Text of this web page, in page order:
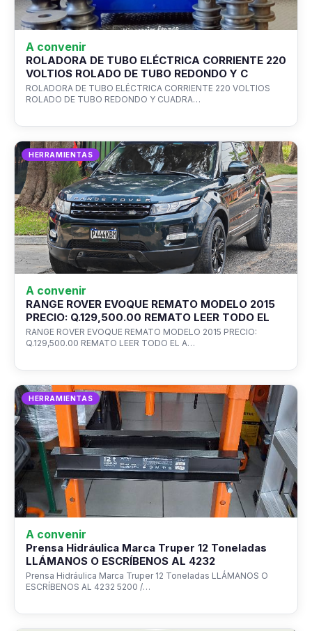
A convenir
ROLADORA DE TUBO ELÉCTRICA CORRIENTE 220
VOLTIOS ROLADO DE TUBO REDONDO Y C
ROLADORA DE TUBO ELÉCTRICA CORRIENTE 220 VOLTIOS
ROLADO DE TUBO REDONDO Y CUADRA…
HERRAMIENTAS
A convenir
RANGE ROVER EVOQUE REMATO MODELO 2015
PRECIO: Q.129,500.00 REMATO LEER TODO EL
RANGE ROVER EVOQUE REMATO MODELO 2015 PRECIO:
Q.129,500.00 REMATO LEER TODO EL A…
HERRAMIENTAS
A convenir
Prensa Hidráulica Marca Truper 12 Toneladas
LLÁMANOS O ESCRÍBENOS AL 4232
Prensa Hidráulica Marca Truper 12 Toneladas LLÁMANOS O
ESCRÍBENOS AL 4232 5200 /…